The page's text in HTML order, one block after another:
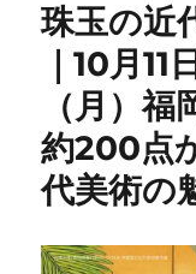
珠玉の近
｜10月
（月）
約200点
代美術の